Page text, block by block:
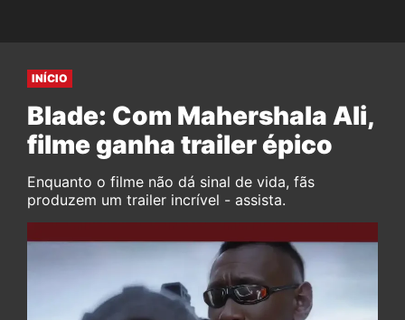
INÍCIO
Blade: Com Mahershala Ali,
filme ganha trailer épico
Enquanto o filme não dá sinal de vida, fãs
produzem um trailer incrível - assista.